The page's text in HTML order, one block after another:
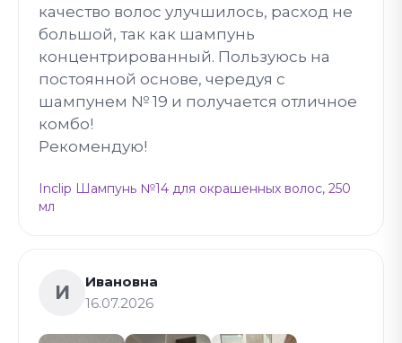
качество волос улучшилось, расход не
большой, так как шампунь
концентрированный. Пользуюсь на
постоянной основе, чередуя с
шампунем № 19 и получается отличное
комбо!
Рекомендую!
Inclip Шампунь №14 для окрашенных волос, 250
мл
И
Ивановна
16.07.2026